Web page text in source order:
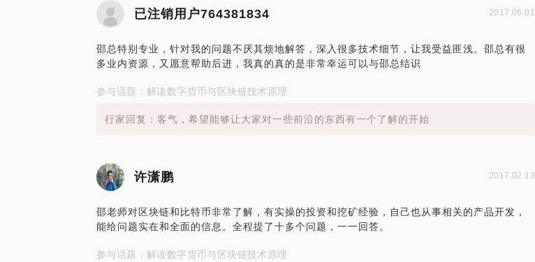
已注销用户764381834 2017.06.01
邵总特别专业，针对我的问题不厌其烦地解答，深入很多技术细节，让我受益匪浅。邵总有很
多业内资源，又愿意帮助后进，我真的真的是非常幸运可以与邵总结识
参与话题：解读数字货币与区块链技术原理
行家回复：客气，希望能够让大家对一些前沿的东西有一个了解的开始
许潇鹏 2017.02.13
邵老师对区块链和比特币非常了解，有实操的投资和挖矿经验，自己也从事相关的产品开发，
能给问题实在和全面的信息。全程提了十多个问题，一一回答。
参与话题：解读数字货币与区块链技术原理